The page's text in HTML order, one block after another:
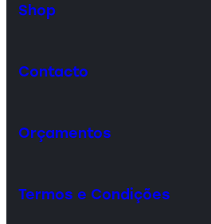
Shop
Contacto
Orçamentos
Termos e Condições